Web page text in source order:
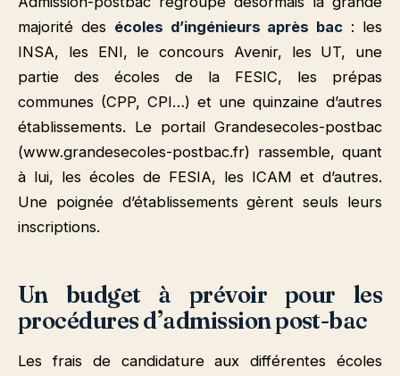
majorité des écoles d’ingénieurs après bac : les
INSA, les ENI, le concours Avenir, les UT, une
partie des écoles de la FESIC, les prépas
communes (CPP, CPI…) et une quinzaine d’autres
établissements. Le portail Grandesecoles-postbac
(www.grandesecoles-postbac.fr) rassemble, quant
à lui, les écoles de FESIA, les ICAM et d’autres.
Une poignée d’établissements gèrent seuls leurs
inscriptions.
Un budget à prévoir pour les
procédures d’admission post-bac
Les frais de candidature aux différentes écoles